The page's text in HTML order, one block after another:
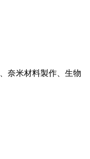
奈米材料製作、生物